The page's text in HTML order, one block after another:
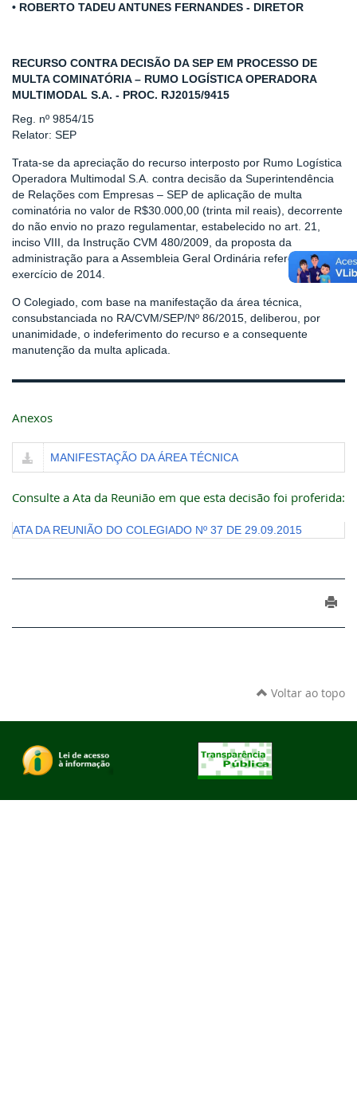
• ROBERTO TADEU ANTUNES FERNANDES - DIRETOR
RECURSO CONTRA DECISÃO DA SEP EM PROCESSO DE
MULTA COMINATÓRIA – RUMO LOGÍSTICA OPERADORA
MULTIMODAL S.A. - PROC. RJ2015/9415
Reg. nº 9854/15
Relator: SEP
Trata-se da apreciação do recurso interposto por Rumo Logística
Operadora Multimodal S.A. contra decisão da Superintendência
de Relações com Empresas – SEP de aplicação de multa
cominatória no valor de R$30.000,00 (trinta mil reais), decorrente
do não envio no prazo regulamentar, estabelecido no art. 21,
inciso VIII, da Instrução CVM 480/2009, da proposta da
administração para a Assembleia Geral Ordinária referente ao
exercício de 2014.
O Colegiado, com base na manifestação da área técnica,
consubstanciada no RA/CVM/SEP/Nº 86/2015, deliberou, por
unanimidade, o indeferimento do recurso e a consequente
manutenção da multa aplicada.
Anexos
MANIFESTAÇÃO DA ÁREA TÉCNICA
Consulte a Ata da Reunião em que esta decisão foi proferida:
ATA DA REUNIÃO DO COLEGIADO Nº 37 DE 29.09.2015
Voltar ao topo